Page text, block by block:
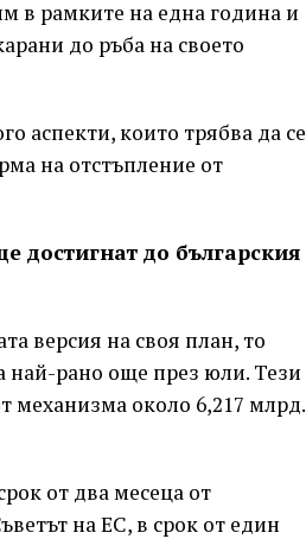
в рамките на една година и
до ръба на своето
аспекти, които трябва да се
на отстъпление от
достигнат до българския
версия на своя план, то
рано още през юли. Тези
механизма около 6,217 млрд.
от два месеца от
на ЕС, в срок от един